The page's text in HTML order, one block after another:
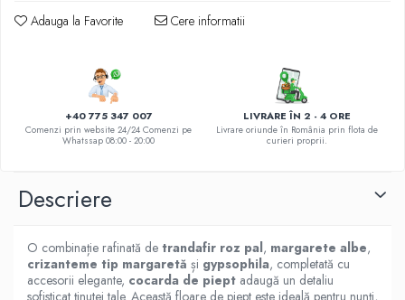
DE TRANDAFIRI MOV
DE TRANDAFIRI PORTOCALII
DE TRANDAFIRI ROZ
DE TRANDAFIRI ROȘII
Adauga la Favorite Cere informatii
+40 775 347 007
Comenzi prin website 24/24 Comenzi pe
Whatssap 08:00 - 20:00
LIVRARE ÎN 2 - 4 ORE
Livrare oriunde în România prin flota de
curieri proprii.
Descriere
O combinație rafinată de trandafir roz pal, margarete albe,
crizanteme tip margaretă și gypsophila, completată cu
accesorii elegante, cocarda de piept adaugă un detaliu
sofisticat ținutei tale. Această floare de piept este ideală pentru nunți,